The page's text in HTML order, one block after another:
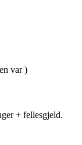
var)
+ fellesgjeld.